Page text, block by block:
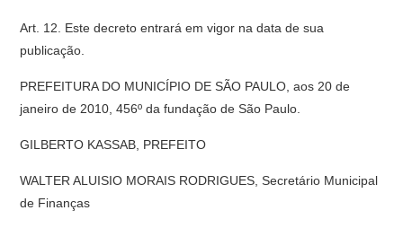
Art. 12. Este decreto entrará em vigor na data de sua
publicação.
PREFEITURA DO MUNICÍPIO DE SÃO PAULO, aos 20 de
janeiro de 2010, 456º da fundação de São Paulo.
GILBERTO KASSAB, PREFEITO
WALTER ALUISIO MORAIS RODRIGUES, Secretário Municipal
de Finanças